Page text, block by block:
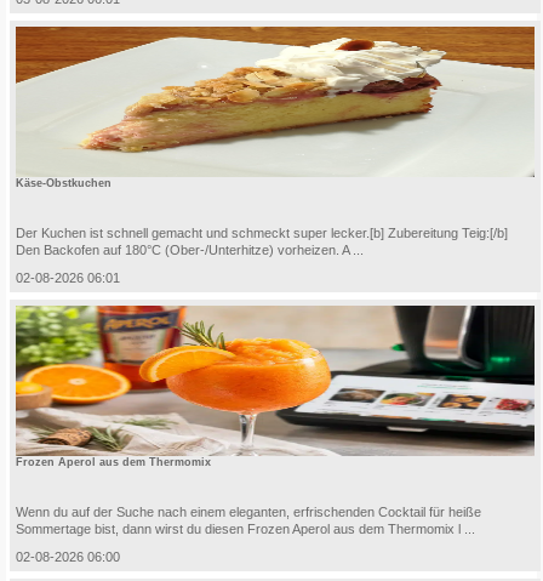
Käse-Obstkuchen
Der Kuchen ist schnell gemacht und schmeckt super lecker.[b] Zubereitung Teig:[/b]
Den Backofen auf 180°C (Ober-/Unterhitze) vorheizen. A ...
02-08-2026 06:01
Frozen Aperol aus dem Thermomix
Wenn du auf der Suche nach einem eleganten, erfrischenden Cocktail für heiße
Sommertage bist, dann wirst du diesen Frozen Aperol aus dem Thermomix l ...
02-08-2026 06:00